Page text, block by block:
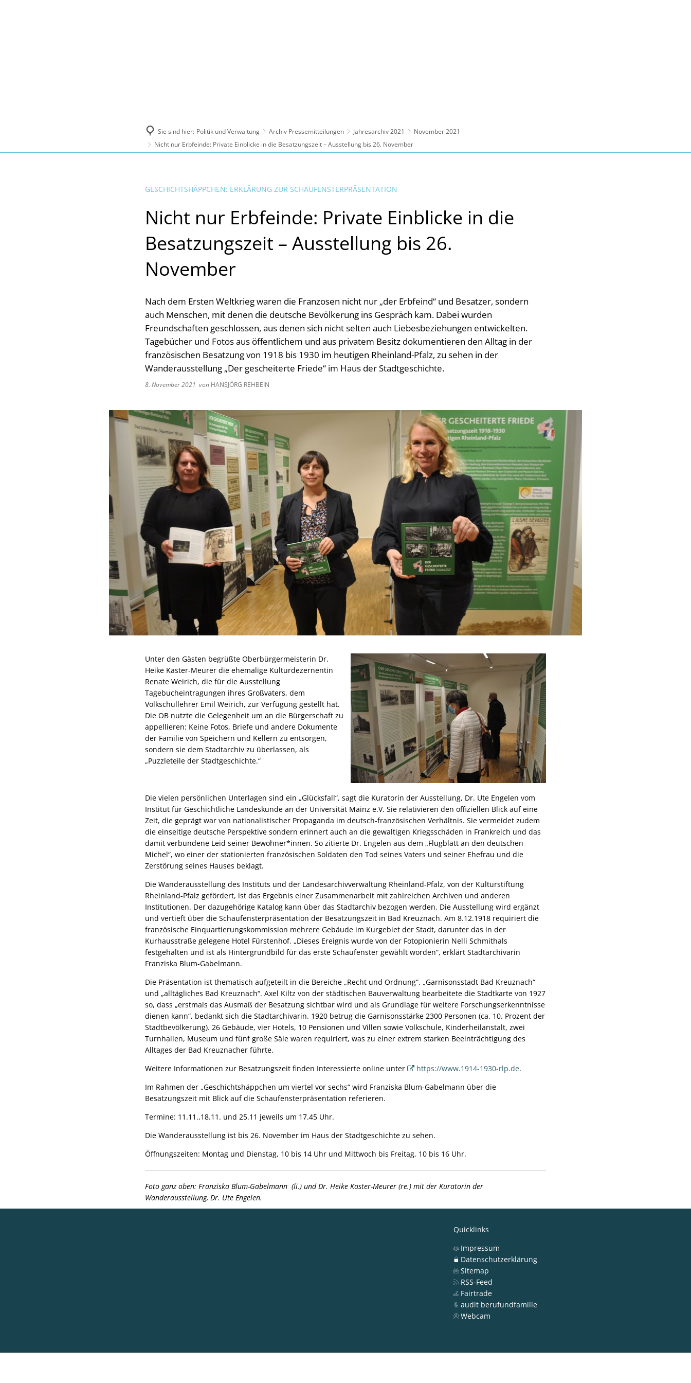
Sie sind hier: Politik und Verwaltung Archiv Pressemitteilungen Jahresarchiv 2021
November 2021
Nicht nur Erbfeinde: Private Einblicke in die Besatzungszeit – Ausstellung bis 26. November
GESCHICHTSHÄPPCHEN: ERKLÄRUNG ZUR SCHAUFENSTERPRÄSENTATION
Nicht nur Erbfeinde: Private Einblicke in die
Besatzungszeit – Ausstellung bis 26.
November
Nach dem Ersten Weltkrieg waren die Franzosen nicht nur „der Erbfeind“ und Besatzer, sondern
auch Menschen, mit denen die deutsche Bevölkerung ins Gespräch kam. Dabei wurden
Freundschaften geschlossen, aus denen sich nicht selten auch Liebesbeziehungen entwickelten.
Tagebücher und Fotos aus öffentlichem und aus privatem Besitz dokumentieren den Alltag in der
französischen Besatzung von 1918 bis 1930 im heutigen Rheinland-Pfalz, zu sehen in der
Wanderausstellung „Der gescheiterte Friede“ im Haus der Stadtgeschichte.
8. November 2021 von HANSJÖRG REHBEIN
Unter den Gästen begrüßte Oberbürgermeisterin Dr.
Heike Kaster-Meurer die ehemalige Kulturdezernentin
Renate Weirich, die für die Ausstellung
Tagebucheintragungen ihres Großvaters, dem
Volkschullehrer Emil Weirich, zur Verfügung gestellt hat.
Die OB nutzte die Gelegenheit um an die Bürgerschaft zu
appellieren: Keine Fotos, Briefe und andere Dokumente
der Familie von Speichern und Kellern zu entsorgen,
sondern sie dem Stadtarchiv zu überlassen, als
„Puzzleteile der Stadtgeschichte.“
Die vielen persönlichen Unterlagen sind ein „Glücksfall“, sagt die Kuratorin der Ausstellung, Dr. Ute Engelen vom
Institut für Geschichtliche Landeskunde an der Universität Mainz e.V. Sie relativieren den offiziellen Blick auf eine
Zeit, die geprägt war von nationalistischer Propaganda im deutsch-französischen Verhältnis. Sie vermeidet zudem
die einseitige deutsche Perspektive sondern erinnert auch an die gewaltigen Kriegsschäden in Frankreich und das
damit verbundene Leid seiner Bewohner*innen. So zitierte Dr. Engelen aus dem „Flugblatt an den deutschen
Michel“, wo einer der stationierten französischen Soldaten den Tod seines Vaters und seiner Ehefrau und die
Zerstörung seines Hauses beklagt.
Die Wanderausstellung des Instituts und der Landesarchivverwaltung Rheinland-Pfalz, von der Kulturstiftung
Rheinland-Pfalz gefördert, ist das Ergebnis einer Zusammenarbeit mit zahlreichen Archiven und anderen
Institutionen. Der dazugehörige Katalog kann über das Stadtarchiv bezogen werden. Die Ausstellung wird ergänzt
und vertieft über die Schaufensterpräsentation der Besatzungszeit in Bad Kreuznach. Am 8.12.1918 requiriert die
französische Einquartierungskommission mehrere Gebäude im Kurgebiet der Stadt, darunter das in der
Kurhausstraße gelegene Hotel Fürstenhof. „Dieses Ereignis wurde von der Fotopionierin Nelli Schmithals
festgehalten und ist als Hintergrundbild für das erste Schaufenster gewählt worden“, erklärt Stadtarchivarin
Franziska Blum-Gabelmann.
Die Präsentation ist thematisch aufgeteilt in die Bereiche „Recht und Ordnung“, „Garnisonsstadt Bad Kreuznach“
und „alltägliches Bad Kreuznach“. Axel Kiltz von der städtischen Bauverwaltung bearbeitete die Stadtkarte von 1927
so, dass „erstmals das Ausmaß der Besatzung sichtbar wird und als Grundlage für weitere Forschungserkenntnisse
dienen kann“, bedankt sich die Stadtarchivarin. 1920 betrug die Garnisonsstärke 2300 Personen (ca. 10. Prozent der
Stadtbevölkerung). 26 Gebäude, vier Hotels, 10 Pensionen und Villen sowie Volkschule, Kinderheilanstalt, zwei
Turnhallen, Museum und fünf große Säle waren requiriert, was zu einer extrem starken Beeinträchtigung des
Alltages der Bad Kreuznacher führte.
Weitere Informationen zur Besatzungszeit finden Interessierte online unter
https://www.1914-1930-rlp.de.
Im Rahmen der „Geschichtshäppchen um viertel vor sechs“ wird Franziska Blum-Gabelmann über die
Besatzungszeit mit Blick auf die Schaufensterpräsentation referieren.
Termine: 11.11.,18.11. und 25.11 jeweils um 17.45 Uhr.
Die Wanderausstellung ist bis 26. November im Haus der Stadtgeschichte zu sehen.
Öffnungszeiten: Montag und Dienstag, 10 bis 14 Uhr und Mittwoch bis Freitag, 10 bis 16 Uhr.
Foto ganz oben: Franziska Blum-Gabelmann (li.) und Dr. Heike Kaster-Meurer (re.) mit der Kuratorin der
Wanderausstellung, Dr. Ute Engelen.
Quicklinks
Impressum
Datenschutzerklärung
Sitemap
RSS-Feed
Fairtrade
audit berufundfamilie
Webcam